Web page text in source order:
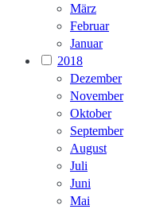
März
Februar
Januar
2018
Dezember
November
Oktober
September
August
Juli
Juni
Mai